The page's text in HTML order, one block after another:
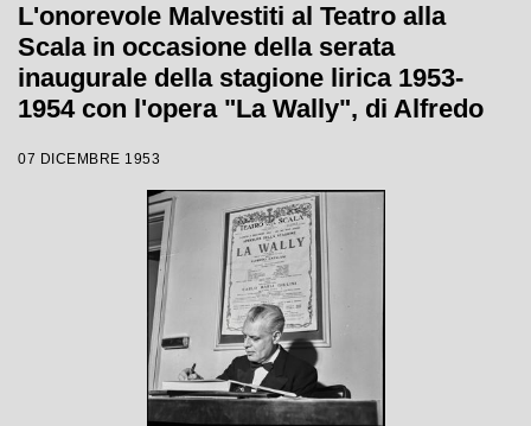
L'onorevole Malvestiti al Teatro alla
Scala in occasione della serata
inaugurale della stagione lirica 1953-
1954 con l'opera "La Wally", di Alfredo
con la regia di Tatiana Pavlova
07 DICEMBRE 1953